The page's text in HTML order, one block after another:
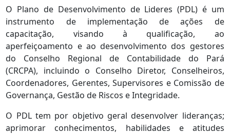
O Plano de Desenvolvimento de Lideres (PDL) é um
instrumento de implementação de ações de
capacitação, visando à qualificação, ao
aperfeiçoamento e ao desenvolvimento dos gestores
do Conselho Regional de Contabilidade do Pará
(CRCPA), incluindo o Conselho Diretor, Conselheiros,
Coordenadores, Gerentes, Supervisores e Comissão de
Governança, Gestão de Riscos e Integridade.
O PDL tem por objetivo geral desenvolver lideranças;
aprimorar conhecimentos, habilidades e atitudes